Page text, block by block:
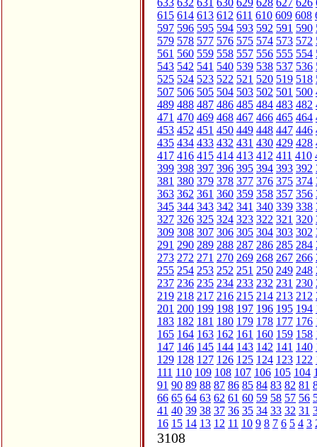
633 632 631 630 629 628 627 626
615 614 613 612 611 610 609 608
597 596 595 594 593 592 591 590
579 578 577 576 575 574 573 572
561 560 559 558 557 556 555 554
543 542 541 540 539 538 537 536
525 524 523 522 521 520 519 518
507 506 505 504 503 502 501 500
489 488 487 486 485 484 483 482
471 470 469 468 467 466 465 464
453 452 451 450 449 448 447 446
435 434 433 432 431 430 429 428
417 416 415 414 413 412 411 410
399 398 397 396 395 394 393 392
381 380 379 378 377 376 375 374
363 362 361 360 359 358 357 356
345 344 343 342 341 340 339 338
327 326 325 324 323 322 321 320
309 308 307 306 305 304 303 302
291 290 289 288 287 286 285 284
273 272 271 270 269 268 267 266
255 254 253 252 251 250 249 248
237 236 235 234 233 232 231 230
219 218 217 216 215 214 213 212
201 200 199 198 197 196 195 194
183 182 181 180 179 178 177 176
165 164 163 162 161 160 159 158
147 146 145 144 143 142 141 140
129 128 127 126 125 124 123 122
111 110 109 108 107 106 105 104
91 90 89 88 87 86 85 84 83 82 81
66 65 64 63 62 61 60 59 58 57 56
41 40 39 38 37 36 35 34 33 32 31
16 15 14 13 12 11 10 9 8 7 6 5 4 3
3108